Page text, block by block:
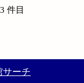
3 件目
サーチ